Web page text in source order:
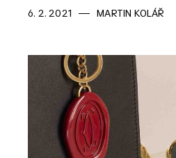
6. 2. 2021 MARTIN KOLÁŘ